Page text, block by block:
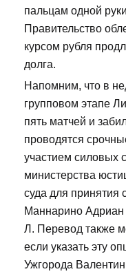
пальцам одной
Правительство
курсом рубля
долга.
Напомним, что в
групповом этапе
пять матчей и
проводятся
участием силовых
министерства
суда для принятия
Маннарино
Л. Перевод также
если указать эту
Ужгорода Валентин